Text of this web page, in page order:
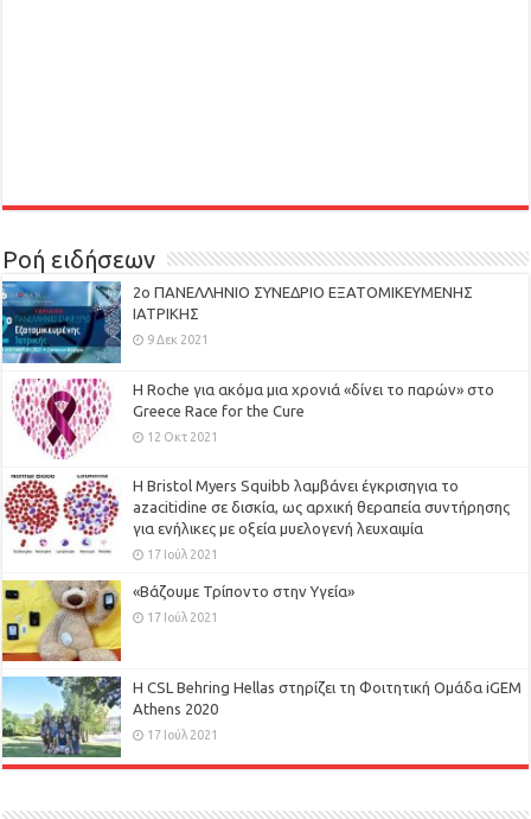
Ροή ειδήσεων
2ο ΠΑΝΕΛΛΗΝΙΟ ΣΥΝΕΔΡΙΟ ΕΞΑΤΟΜΙΚΕΥΜΕΝΗΣ
ΙΑΤΡΙΚΗΣ
9 Δεκ 2021
H Roche για ακόμα μια χρονιά «δίνει το παρών» στο
Greece Race for the Cure
12 Οκτ 2021
Η Bristol Myers Squibb λαμβάνει έγκρισηγια το
azacitidine σε δισκία, ως αρχική θεραπεία συντήρησης
για ενήλικες με οξεία μυελογενή λευχαιμία
17 Ιούλ 2021
«Βάζουμε Τρίποντο στην Υγεία»
17 Ιούλ 2021
H CSL Behring Hellas στηρίζει τη Φοιτητική Ομάδα iGEM
Athens 2020
17 Ιούλ 2021